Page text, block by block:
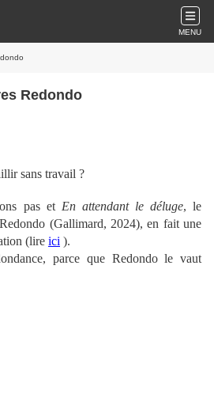
MENU
Redondo
sans travail ?
pas et En attendant le déluge, le
(Gallimard, 2024), en fait une
(lire ici ).
parce que Redondo le vaut